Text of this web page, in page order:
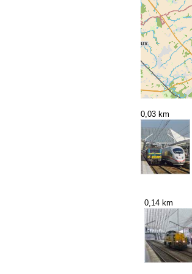
0,03 km
0,14 km